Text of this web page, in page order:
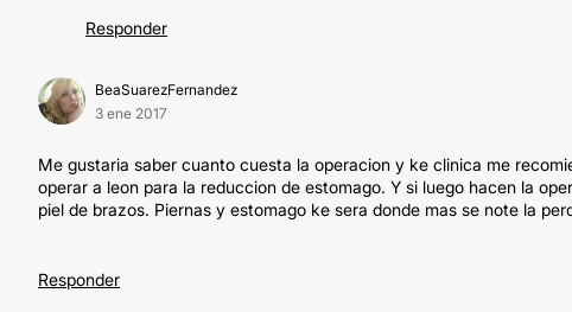
Responder
BeaSuarezFernandez
3 ene 2017
Me gustaria saber cuanto cuesta la operacion y ke clinica me
operar a leon para la reduccion de estomago. Y si luego hacen la
piel de brazos. Piernas y estomago ke sera donde mas se note la
Responder